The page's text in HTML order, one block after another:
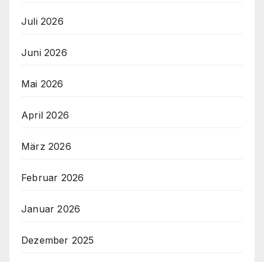
Juli 2026
Juni 2026
Mai 2026
April 2026
März 2026
Februar 2026
Januar 2026
Dezember 2025